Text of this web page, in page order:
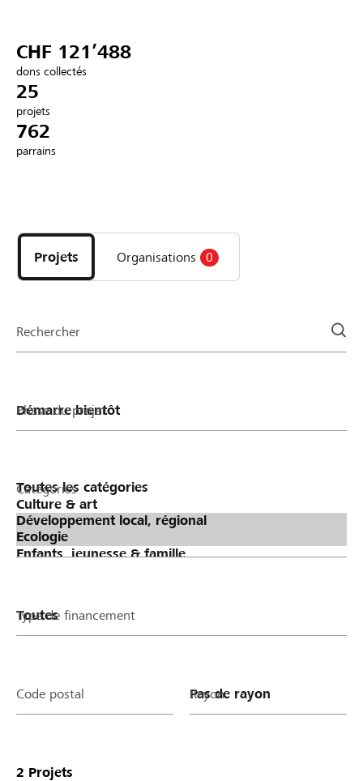
Se connecter
DE FR IT
CHF 121’488
dons collectés
25
projets
762
parrains
les
projets
et
la
Projets Organisations 0
Rechercher
Phase du projet
Catégories
Type de financement
Code postal Rayon
2 Projets